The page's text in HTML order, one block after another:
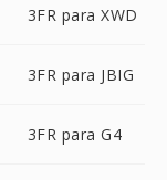
3FR para XWD
3FR para JBIG
3FR para G4